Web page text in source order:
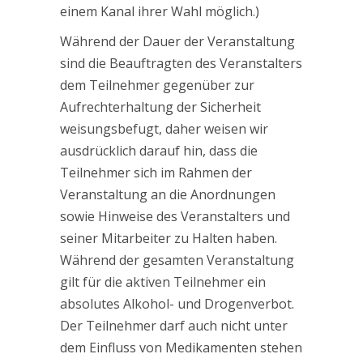
einem Kanal ihrer Wahl möglich.)
Während der Dauer der Veranstaltung
sind die Beauftragten des Veranstalters
dem Teilnehmer gegenüber zur
Aufrechterhaltung der Sicherheit
weisungsbefugt, daher weisen wir
ausdrücklich darauf hin, dass die
Teilnehmer sich im Rahmen der
Veranstaltung an die Anordnungen
sowie Hinweise des Veranstalters und
seiner Mitarbeiter zu Halten haben.
Während der gesamten Veranstaltung
gilt für die aktiven Teilnehmer ein
absolutes Alkohol- und Drogenverbot.
Der Teilnehmer darf auch nicht unter
dem Einfluss von Medikamenten stehen